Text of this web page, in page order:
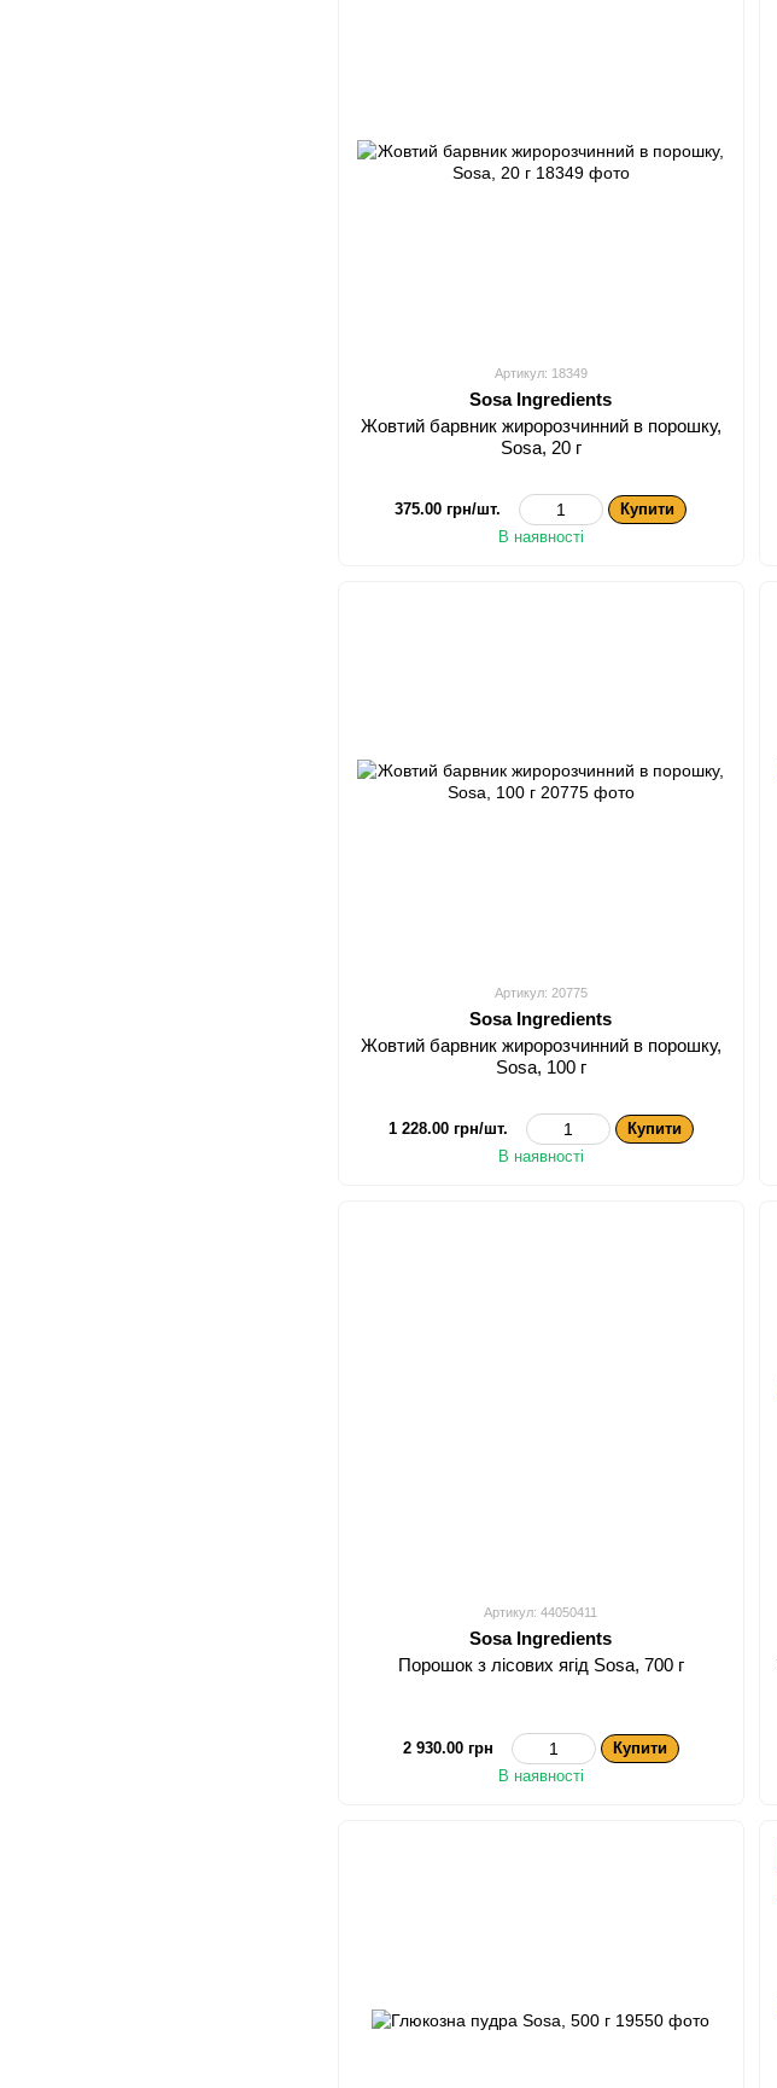
Артикул: 18349
Sosa Ingredients
Жовтий барвник жиророзчинний в порошку,
Sosa, 20 г
375.00 грн/шт.
Купити
В наявності
Артикул: 20775
Sosa Ingredients
Жовтий барвник жиророзчинний в порошку,
Sosa, 100 г
1 228.00 грн/шт.
Купити
В наявності
Артикул: 44050411
Sosa Ingredients
Порошок з лісових ягід Sosa, 700 г
2 930.00 грн
Купити
В наявності